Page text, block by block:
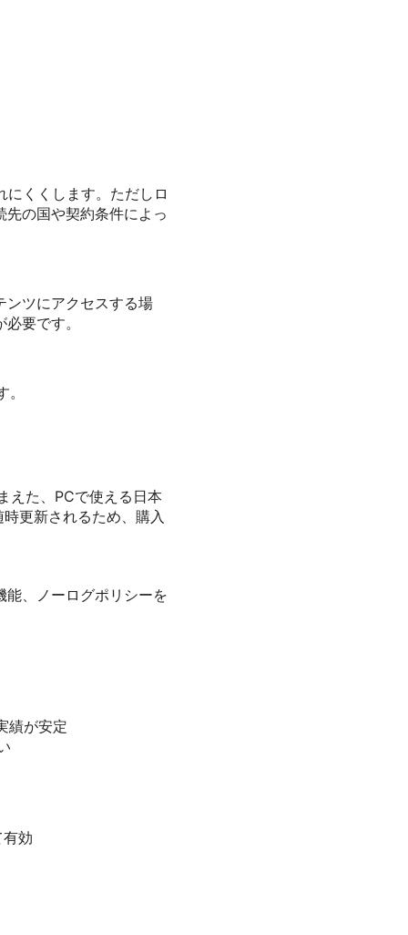
くくします。ただしロ
の国や契約条件によっ
ンツにアクセスする場
要です。
えた、PCで使える日本
更新されるため、購入
、ノーログポリシーを
績が安定
効